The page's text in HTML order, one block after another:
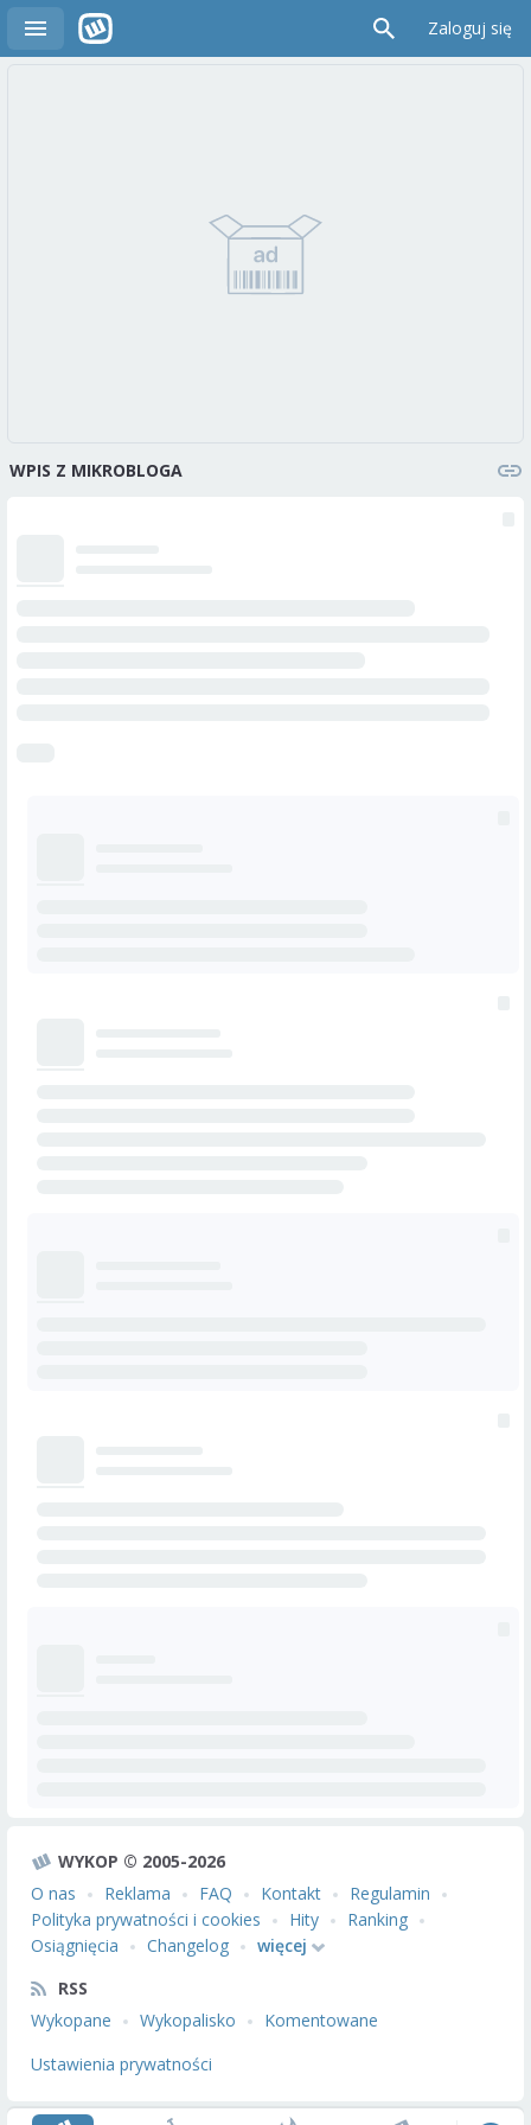
Zaloguj się
WPIS Z MIKROBLOGA
WYKOP © 2005-2026
O nas
Reklama FAQ Kontakt
Regulamin
Polityka prywatności i cookies
Hity
Ranking
Osiągnięcia
Changelog
więcej
RSS
Wykopane
Wykopalisko
Komentowane
Ustawienia prywatności